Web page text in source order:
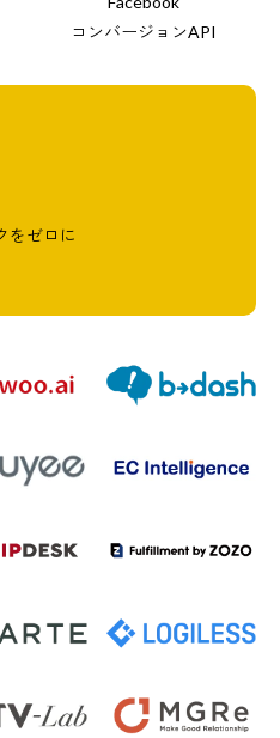
コンバージョンAPI
をゼロに